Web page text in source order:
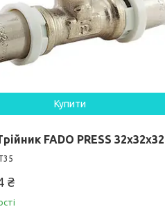
Купити
FADO PRESS 32x32x32
₴